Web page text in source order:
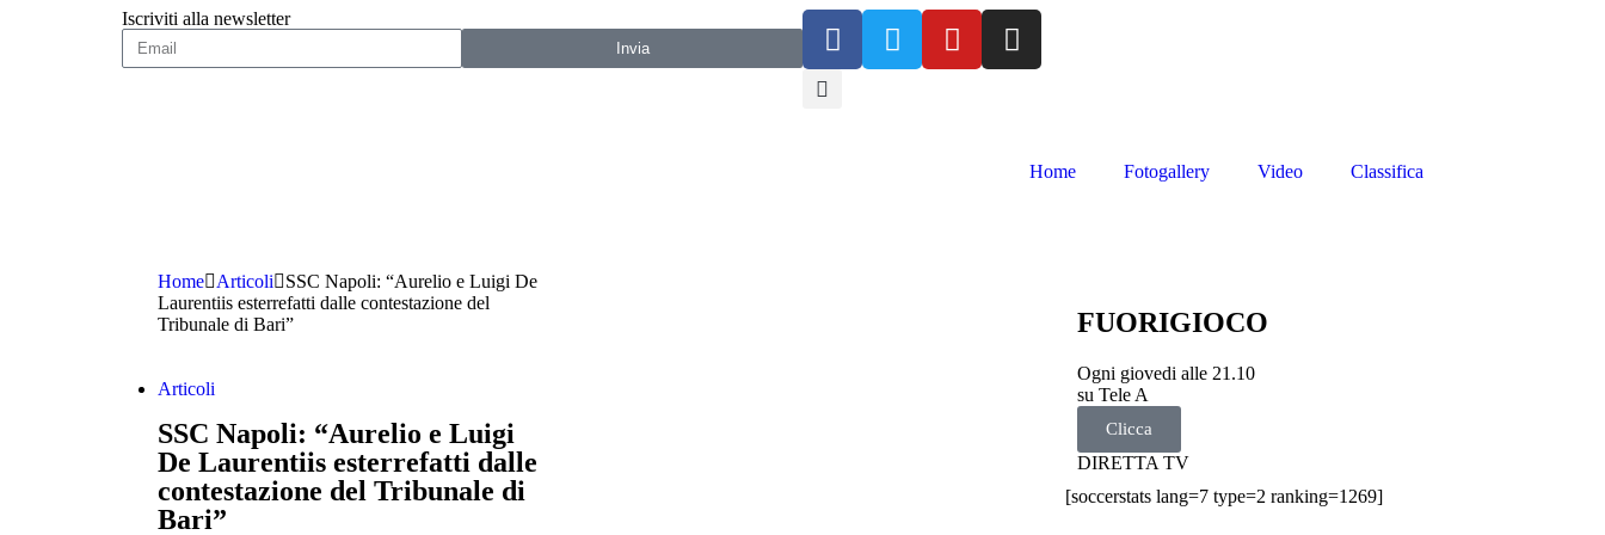
Iscriviti alla newsletter
Invia
Home Fotogallery Video Classifica
Home Articoli
SSC Napoli: “Aurelio e Luigi De
Laurentiis esterrefatti dalle contestazione del
Tribunale di Bari”
Articoli
SSC Napoli: “Aurelio e Luigi
De Laurentiis esterrefatti dalle
contestazione del Tribunale di
Bari”
FUORIGIOCO
Ogni giovedi alle 21.10
su Tele A
Clicca
DIRETTA TV
[soccerstats lang=7 type=2 ranking=1269]